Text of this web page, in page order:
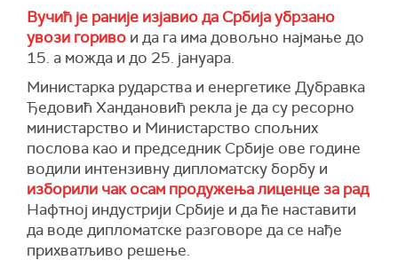
Вучић је раније изјавио да Србија убрзано
увози гориво и да га има довољно најмање до
15. а можда и до 25. јануара.
Министарка рударства и енергетике Дубравка
Ђедовић Хандановић рекла је да су ресорно
министарство и Министарство спољних
послова као и председник Србије ове године
водили интензивну дипломатску борбу и
изборили чак осам продужења лиценце за рад
Нафтној индустрији Србије и да ће наставити
да воде дипломатске разговоре да се нађе
прихватљиво решење.